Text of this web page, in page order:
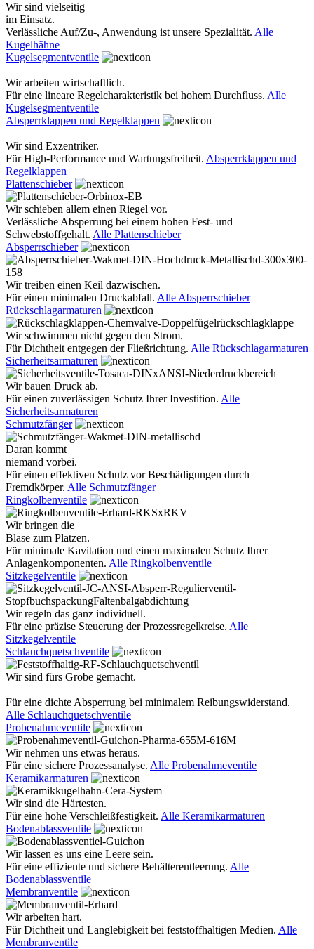
Wir sind vielseitig
im Einsatz.
Verlässliche Auf/Zu-, Anwendung ist unsere Spezialität. Alle
Kugelhähne
Kugelsegmentventile
Wir arbeiten wirtschaftlich.
Für eine lineare Regelcharakteristik bei hohem Durchfluss. Alle
Kugelsegmentventile
Absperrklappen und Regelklappen
Wir sind Exzentriker.
Für High-Performance und Wartungsfreiheit. Absperrklappen und
Regelklappen
Plattenschieber
Wir schieben allem einen Riegel vor.
Verlässliche Absperrung bei einem hohen Fest- und
Schwebstoffgehalt. Alle Plattenschieber
Absperrschieber
Wir treiben einen Keil dazwischen.
Für einen minimalen Druckabfall. Alle Absperrschieber
Rückschlagarmaturen
Wir schwimmen nicht gegen den Strom.
Für Dichtheit entgegen der Fließrichtung. Alle Rückschlagarmaturen
Sicherheitsarmaturen
Wir bauen Druck ab.
Für einen zuverlässigen Schutz Ihrer Investition. Alle
Sicherheitsarmaturen
Schmutzfänger
Daran kommt
niemand vorbei.
Für einen effektiven Schutz vor Beschädigungen durch
Fremdkörper. Alle Schmutzfänger
Ringkolbenventile
Wir bringen die
Blase zum Platzen.
Für minimale Kavitation und einen maximalen Schutz Ihrer
Anlagenkomponenten. Alle Ringkolbenventile
Sitzkegelventile
Wir regeln das ganz individuell.
Für eine präzise Steuerung der Prozessregelkreise. Alle
Sitzkegelventile
Schlauchquetschventile
Wir sind fürs Grobe gemacht.
Für eine dichte Absperrung bei minimalem Reibungswiderstand.
Alle Schlauchquetschventile
Probenahmeventile
Wir nehmen uns etwas heraus.
Für eine sichere Prozessanalyse. Alle Probenahmeventile
Keramikarmaturen
Wir sind die Härtesten.
Für eine hohe Verschleißfestigkeit. Alle Keramikarmaturen
Bodenablassventile
Wir lassen es uns eine Leere sein.
Für eine effiziente und sichere Behälterentleerung. Alle
Bodenablassventile
Membranventile
Wir arbeiten hart.
Für Dichtheit und Langlebigkeit bei feststoffhaltigen Medien. Alle
Membranventile